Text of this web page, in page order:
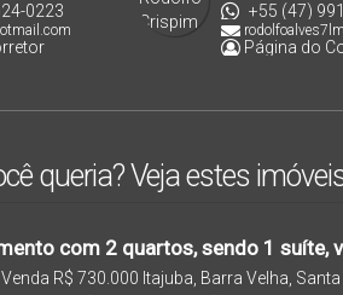
0223 +55 (47)
Página do
queria? Veja estes
com 2 quartos, sendo 1 suíte,
Barra Velha/SC
R$ 730.000 Itajuba, Barra Velha, Santa